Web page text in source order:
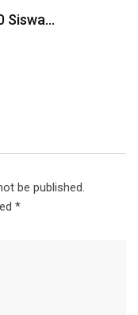
Siswa…
be published.
*